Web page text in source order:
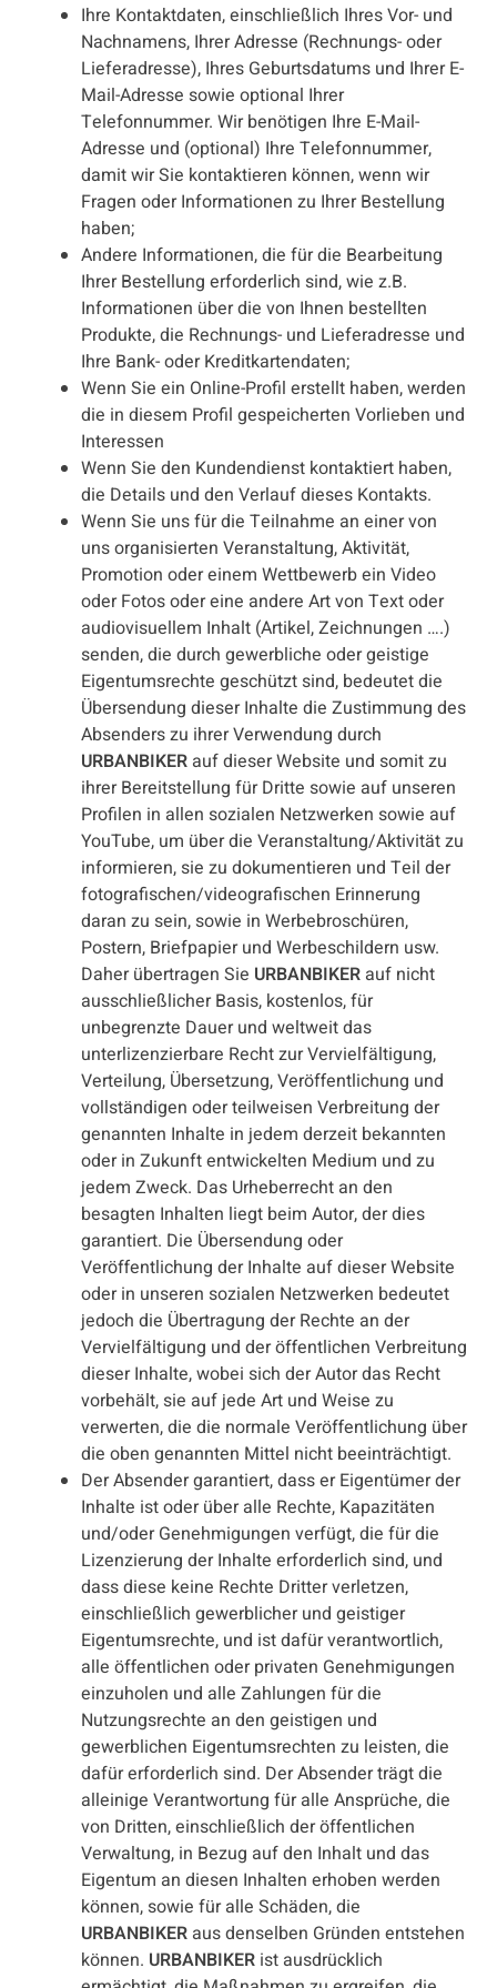
Ihre Kontaktdaten, einschließlich Ihres Vor- und
Nachnamens, Ihrer Adresse (Rechnungs- oder
Lieferadresse), Ihres Geburtsdatums und Ihrer E-
Mail-Adresse sowie optional Ihrer
Telefonnummer. Wir benötigen Ihre E-Mail-
Adresse und (optional) Ihre Telefonnummer,
damit wir Sie kontaktieren können, wenn wir
Fragen oder Informationen zu Ihrer Bestellung
haben;
Andere Informationen, die für die Bearbeitung
Ihrer Bestellung erforderlich sind, wie z.B.
Informationen über die von Ihnen bestellten
Produkte, die Rechnungs- und Lieferadresse und
Ihre Bank- oder Kreditkartendaten;
Wenn Sie ein Online-Profil erstellt haben, werden
die in diesem Profil gespeicherten Vorlieben und
Interessen
Wenn Sie den Kundendienst kontaktiert haben,
die Details und den Verlauf dieses Kontakts.
Wenn Sie uns für die Teilnahme an einer von
uns organisierten Veranstaltung, Aktivität,
Promotion oder einem Wettbewerb ein Video
oder Fotos oder eine andere Art von Text oder
audiovisuellem Inhalt (Artikel, Zeichnungen ….)
senden, die durch gewerbliche oder geistige
Eigentumsrechte geschützt sind, bedeutet die
Übersendung dieser Inhalte die Zustimmung des
Absenders zu ihrer Verwendung durch
URBANBIKER auf dieser Website und somit zu
ihrer Bereitstellung für Dritte sowie auf unseren
Profilen in allen sozialen Netzwerken sowie auf
YouTube, um über die Veranstaltung/Aktivität zu
informieren, sie zu dokumentieren und Teil der
fotografischen/videografischen Erinnerung
daran zu sein, sowie in Werbebroschüren,
Postern, Briefpapier und Werbeschildern usw.
Daher übertragen Sie URBANBIKER auf nicht
ausschließlicher Basis, kostenlos, für
unbegrenzte Dauer und weltweit das
unterlizenzierbare Recht zur Vervielfältigung,
Verteilung, Übersetzung, Veröffentlichung und
vollständigen oder teilweisen Verbreitung der
genannten Inhalte in jedem derzeit bekannten
oder in Zukunft entwickelten Medium und zu
jedem Zweck. Das Urheberrecht an den
besagten Inhalten liegt beim Autor, der dies
garantiert. Die Übersendung oder
Veröffentlichung der Inhalte auf dieser Website
oder in unseren sozialen Netzwerken bedeutet
jedoch die Übertragung der Rechte an der
Vervielfältigung und der öffentlichen Verbreitung
dieser Inhalte, wobei sich der Autor das Recht
vorbehält, sie auf jede Art und Weise zu
verwerten, die die normale Veröffentlichung über
die oben genannten Mittel nicht beeinträchtigt.
Der Absender garantiert, dass er Eigentümer der
Inhalte ist oder über alle Rechte, Kapazitäten
und/oder Genehmigungen verfügt, die für die
Lizenzierung der Inhalte erforderlich sind, und
dass diese keine Rechte Dritter verletzen,
einschließlich gewerblicher und geistiger
Eigentumsrechte, und ist dafür verantwortlich,
alle öffentlichen oder privaten Genehmigungen
einzuholen und alle Zahlungen für die
Nutzungsrechte an den geistigen und
gewerblichen Eigentumsrechten zu leisten, die
dafür erforderlich sind. Der Absender trägt die
alleinige Verantwortung für alle Ansprüche, die
von Dritten, einschließlich der öffentlichen
Verwaltung, in Bezug auf den Inhalt und das
Eigentum an diesen Inhalten erhoben werden
können, sowie für alle Schäden, die
URBANBIKER aus denselben Gründen entstehen
können. URBANBIKER ist ausdrücklich